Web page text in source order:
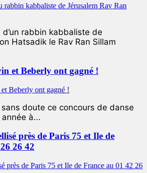
rabbin kabbaliste de
Hatsadik le Rav Ran Sillam
et Beberly ont gagné !
doute ce concours de danse
à...
près de Paris 75 et Ile de
26 42